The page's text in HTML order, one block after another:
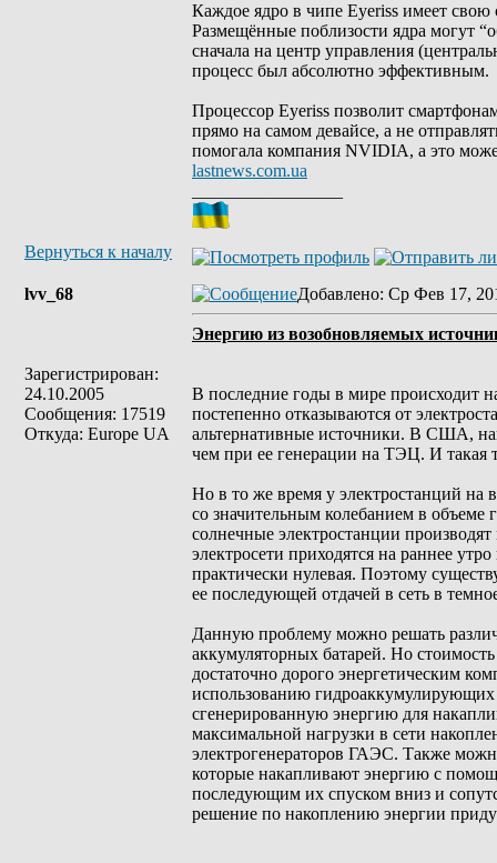
Каждое ядро в чипе Eyeriss имеет
Размещённые поблизости ядра могут
сначала на центр управления
процесс был абсолютно эффективным.
Процессор Eyeriss позволит
прямо на самом девайсе, а не
помогала компания NVIDIA, а это
lastnews.com.ua
Вернуться к началу
lvv_68
Зарегистрирован:
24.10.2005
Сообщения: 17519
Откуда: Europe UA
Добавлено: Ср Фев 17,
Энергию из возобновляемых
В последние годы в мире происходит
постепенно отказываются от
альтернативные источники. В США,
чем при ее генерации на ТЭЦ. И такая
Но в то же время у электростанций на
со значительным колебанием в объеме
солнечные электростанции
электросети приходятся на раннее
практически нулевая. Поэтому
ее последующей отдачей в сеть в
Данную проблему можно решать
аккумуляторных батарей. Но
достаточно дорого энергетическим
использованию
сгенерированную энергию для
максимальной нагрузки в сети
электрогенераторов ГАЭС. Также
которые накапливают энергию с
последующим их спуском вниз и
решение по накоплению энергии